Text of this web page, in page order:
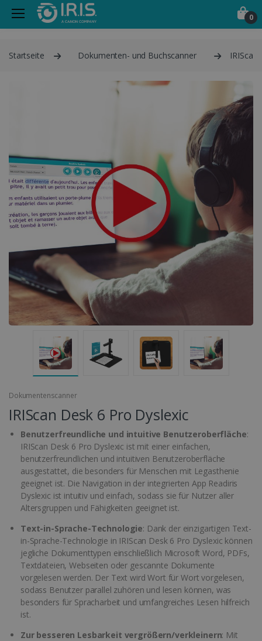
0
Startseite Dokumenten- und Buchscanner IRIScan
Dokumentenscanner
IRIScan Desk 6 Pro Dyslexic
Benutzerfreundliche und intuitive Benutzeroberfläche:
IRIScan Desk 6 Pro Dyslexic ist mit einer einfachen,
benutzerfreundlichen und intuitiven Benutzeroberfläche
ausgestattet, die besonders für Menschen mit Legasthenie
geeignet ist. Die Navigation in der integrierten App Readiris
Dyslexic ist intuitiv und einfach, sodass sie für Nutzer aller
Altersgruppen und Fähigkeiten geeignet ist.
Text-in-Sprache-Technologie: Dank der einzigartigen Text-
in-Sprache-Technologie in IRIScan Desk 6 Pro Dyslexic können
jegliche Dokumenttypen einschließlich Microsoft Word, PDFs,
Textdateien, Webseiten oder gescannte Dokumente
vorgelesen werden. Der Text wird Wort für Wort vorgelesen,
sodass Benutzer parallel zuhören und lesen können, was
besonders für Spracharbeit und umfangreiches Lesen hilfreich
ist.
Zur besseren Lesbarkeit vergrößern/verkleinern: Mit